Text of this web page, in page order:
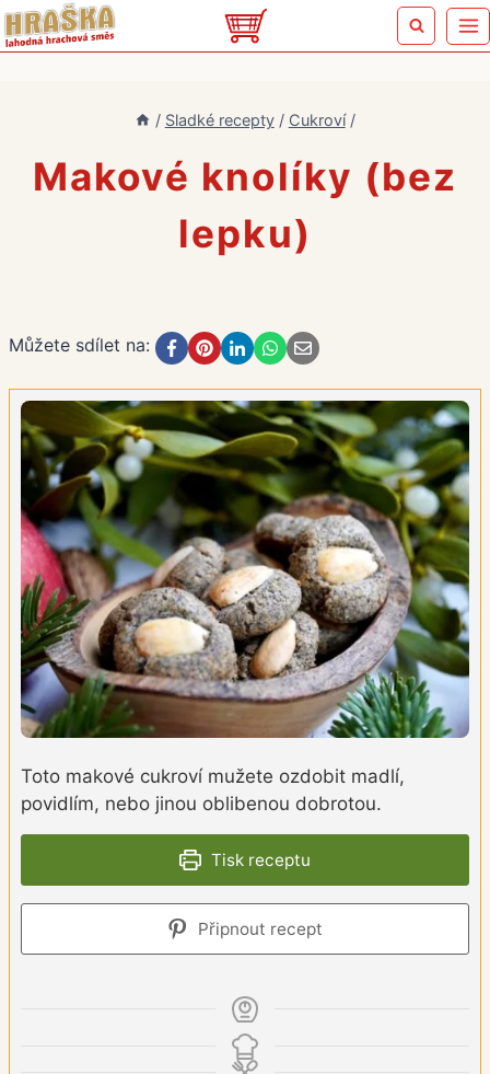
Přeskočit
na
/ Sladké recepty / Cukroví /
Makové knolíky (bez
lepku)
Můžete sdílet na:
Toto makové cukroví mužete ozdobit madlí,
povidlím, nebo jinou oblibenou dobrotou.
Tisk receptu
Připnout recept